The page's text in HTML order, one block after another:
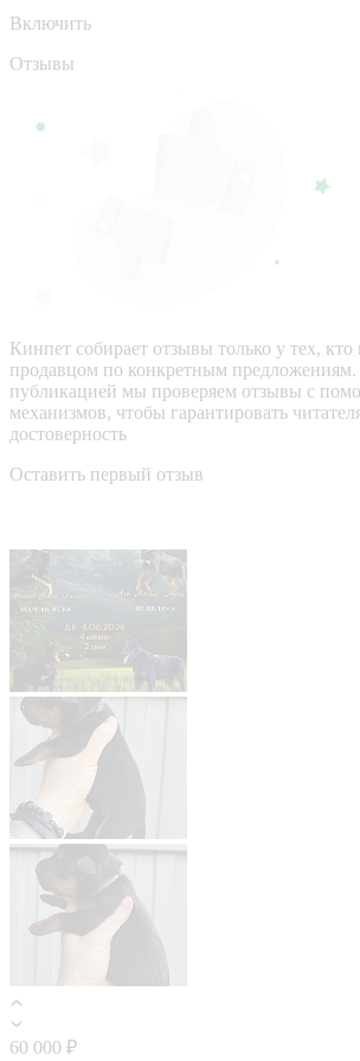
Включить
Отзывы
Кинпет собирает отзывы только у тех, кто
продавцом по конкретным предложениям.
публикацией мы проверяем отзывы с
механизмов, чтобы гарантировать
достоверность
Оставить первый отзыв
60 000 ₽